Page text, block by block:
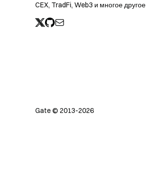
CEX, TradFi, Web3 и многое другое
Gate © 2013-2026